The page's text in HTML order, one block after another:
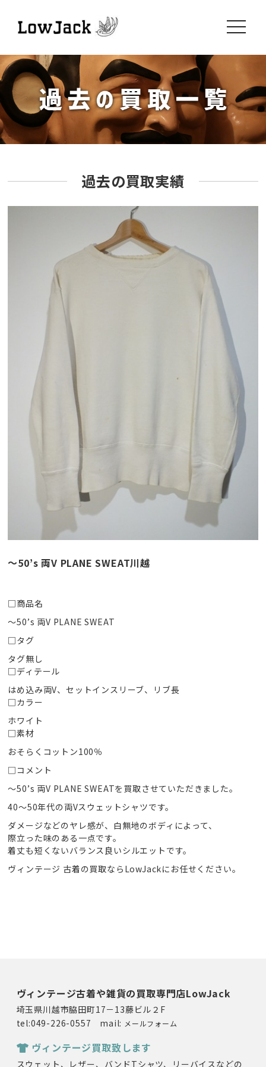
toggle
過去の買取実績
〜50’s 両V PLANE SWEAT川越
□商品名
〜50’s 両V PLANE SWEAT
□タグ
タグ無し
□ディテール
はめ込み両V、セットインスリーブ、リブ長
□カラー
ホワイト
□素材
おそらくコットン100％
□コメント
〜50’s 両V PLANE SWEATを買取させていただきました。
40〜50年代の両Vスウェットシャツです。
ダメージなどのヤレ感が、白無地のボディによって、
際立った味のある一点です。
着丈も短くないバランス良いシルエットです。
ヴィンテージ 古着の買取ならLowJackにお任せください。
ヴィンテージ古着や雑貨の買取専門店LowJack
埼玉県川越市脇田町17－13藤ビル２F
tel:049-226-0557 mail: メールフォーム
ヴィンテージ買取致します
スウェット、レザー、バンドTシャツ、リーバイスなどの